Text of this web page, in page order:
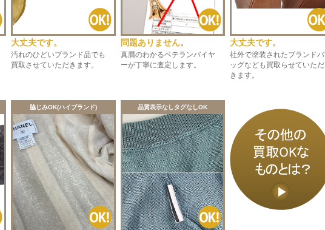
大丈夫です。
汚れのひどいブランド品でも
買取させていただきます。
問題ありません。
真贋のわかるベテランバイヤ
ーが丁寧に査定します。
大丈夫です。
社外で塗装されたブランドバ
ッグなども買取らせていただ
きます。
脇じみOK(ハイブランド) 品質表示なしタグなしOK